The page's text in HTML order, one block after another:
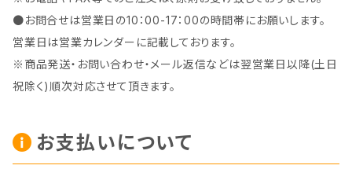
●お問合せは営業日の10：00-17：00の時間帯にお願いします。
営業日は営業カレンダーに記載しております。
※商品発送・お問い合わせ・メール返信などは翌営業日以降(土日
祝除く)順次対応させて頂きます。
お支払いについて